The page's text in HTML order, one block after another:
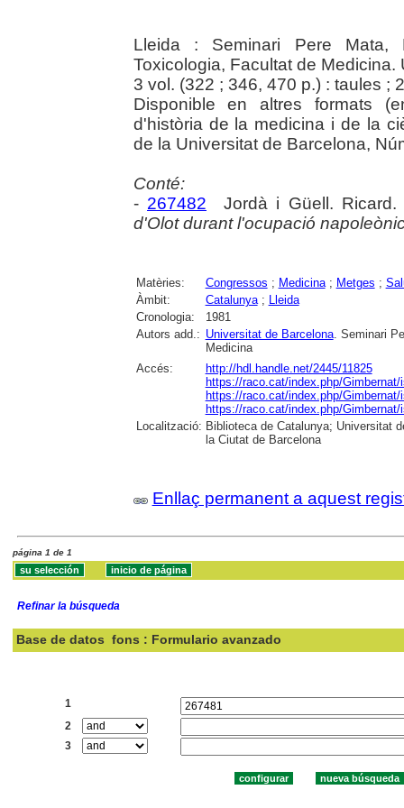
Lleida : Seminari Pere Mata,
Toxicologia, Facultat de
3 vol. (322 ; 346, 470 p.) : taules ;
Disponible en altres formats
d'història de la medicina i de la
de la Universitat de Barcelona,
Conté:
- 267482 Jordà i Güell.
d'Olot durant l'ocupació
Matèries: Congressos ; Medicina; Metges ;
Àmbit:
Catalunya;
Lleida
Cronologia:
1981
Autors add.: Universitat de Barcelona. Seminari
Medicina
Accés:
http://hdl.handle.net/2445/11825
https://raco.cat/index.php/
https://raco.cat/index.php/
https://raco.cat/index.php/
Localització: Biblioteca de Catalunya; Universitat
la Ciutat de Barcelona
Enllaç permanent a aquest
página 1 de 1
Refinar la búsqueda
Base de datos fons : Formulario avanzado
1
2
3